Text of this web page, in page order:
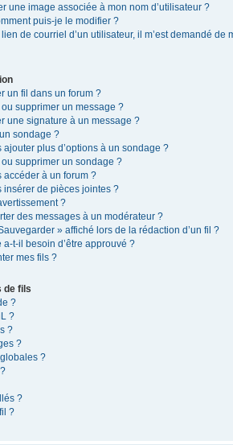
une image associée à mon nom d’utilisateur ?
puis-je le modifier ?
de courriel d’un utilisateur, il m’est demandé de
un fil dans un forum ?
supprimer un message ?
une signature à un message ?
sondage ?
plus d’options à un sondage ?
supprimer un sondage ?
à un forum ?
insérer de pièces jointes ?
?
des messages à un modérateur ?
» affiché lors de la rédaction d’un fil ?
t-il besoin d’être approuvé ?
mes fils ?
de fils
?
?
?
?
?
?
?